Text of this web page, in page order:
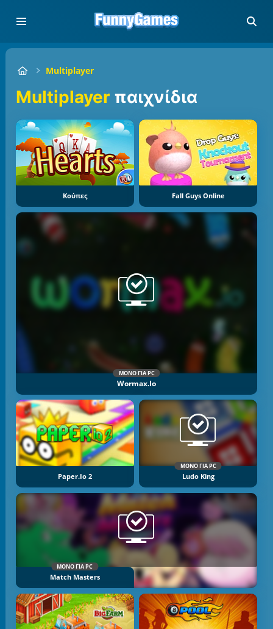
Multiplayer
Multiplayer παιχνίδια
Κούπες Fall Guys Online
ΜΌΝΟ ΓΙΑ PC
Wormax.io
Paper.io 2
ΜΌΝΟ ΓΙΑ PC
Ludo King
ΜΌΝΟ ΓΙΑ PC
Match Masters